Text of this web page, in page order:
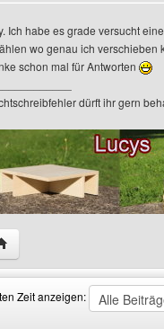
anzeigen
Ich habe es grade versucht
wo genau ich verschieben
schon mal für Antworten
dürft ihr gern
dieses Benutzers
Zeit anzeigen: